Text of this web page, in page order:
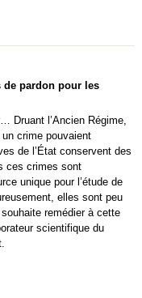
de pardon pour les
Druant l’Ancien Régime,
crime pouvaient
de l’État conservent des
ces crimes sont
unique pour l’étude de
elles sont peu
souhaite remédier à cette
scientifique du